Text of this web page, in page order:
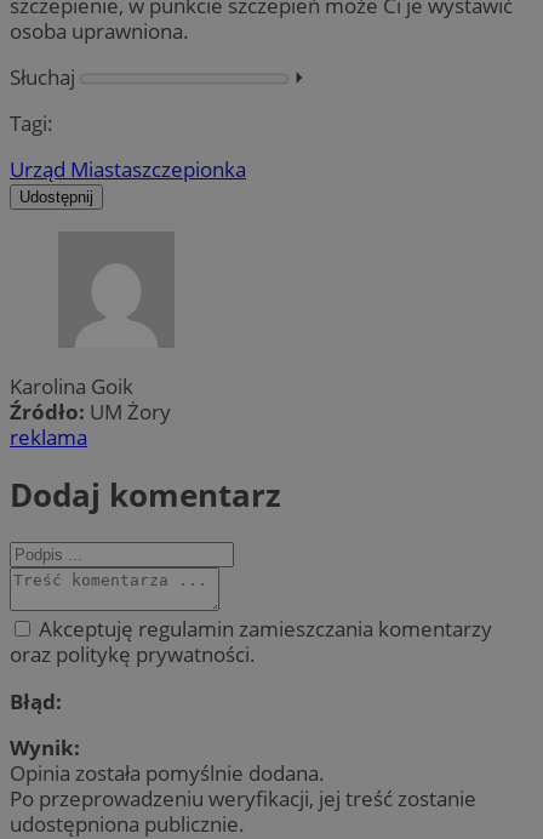
osoba uprawniona.
Słuchaj
⏵︎
Tagi:
Urząd Miastaszczepionka
Udostępnij
Karolina Goik
Źródło: UM Żory
reklama
Dodaj komentarz
Akceptuję regulamin zamieszczania komentarzy
oraz politykę prywatności.
Błąd:
Wynik:
Opinia została pomyślnie dodana.
Po przeprowadzeniu weryfikacji, jej treść zostanie
udostępniona publicznie.